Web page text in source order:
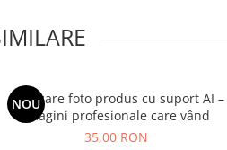
NOU
Realizare foto produs cu suport AI –
imagini profesionale care vând
35,00 RON